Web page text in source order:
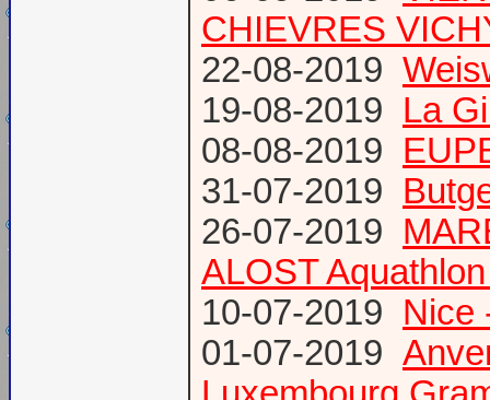
CHIEVRES
22-08-2019
19-08-2019 La
08-08-2019
31-07-2019
26-07-2019
ALOST
10-07-2019 Nice
01-07-2019